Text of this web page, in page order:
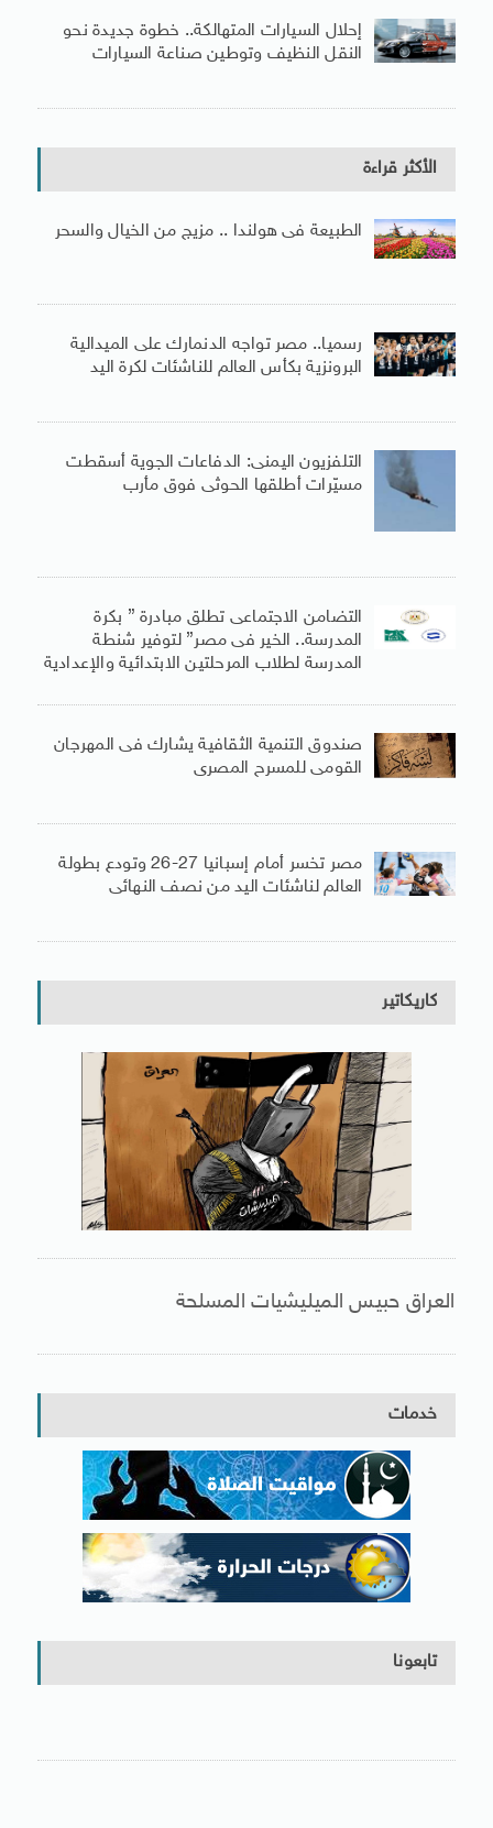
إحلال السيارات المتهالكة.. خطوة جديدة نحو
النقل النظيف وتوطين صناعة السيارات
الأكثر قراءة
الطبيعة فى هولندا .. مزيج من الخيال والسحر
رسميا.. مصر تواجه الدنمارك على الميدالية
البرونزية بكأس العالم للناشئات لكرة اليد
التلفزيون اليمنى: الدفاعات الجوية أسقطت
مسيّرات أطلقها الحوثى فوق مأرب
التضامن الاجتماعى تطلق مبادرة ” بكرة
المدرسة.. الخير فى مصر” لتوفير شنطة
المدرسة لطلاب المرحلتين الابتدائية والإعدادية
صندوق التنمية الثقافية يشارك فى المهرجان
القومى للمسرح المصرى
مصر تخسر أمام إسبانيا 27-26 وتودع بطولة
العالم لناشئات اليد من نصف النهائى
كاريكاتير
العراق حبيس الميليشيات المسلحة
خدمات
تابعونا